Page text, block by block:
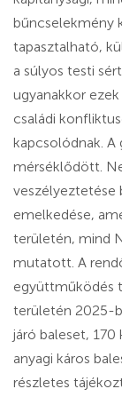
bűncselekmény
tapasztalható,
a súlyos testi
ugyanakkor
családi
kapcsolódnak. A
mérséklődött.
veszélyeztetése
emelkedése,
területén, mind
mutatott. A
együttműködés
területén 2025-
járó baleset,
anyagi káros
részletes